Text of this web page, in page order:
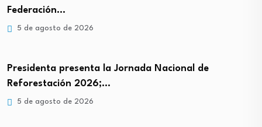
Federación…
5 de agosto de 2026
Presidenta presenta la Jornada Nacional de
Reforestación 2026;…
5 de agosto de 2026